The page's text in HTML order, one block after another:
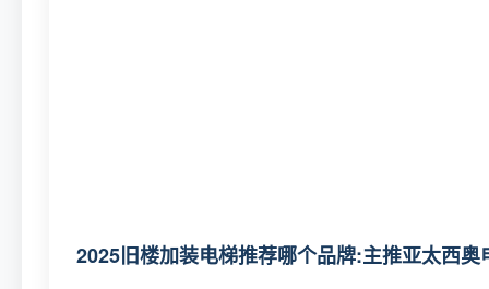
2025旧楼加装电梯推荐哪个品牌:主推亚太西奥